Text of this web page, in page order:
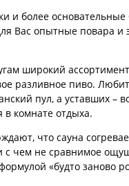
и более
Вас опытные повара и
широкий
разливное пиво.
пул, а уставших –
в комнате отдыха.
что сауна
с чем не сравнимое
«будто заново